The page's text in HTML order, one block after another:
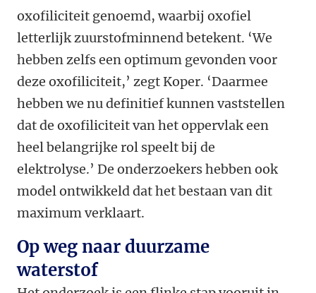
oxofiliciteit genoemd, waarbij oxofiel
letterlijk zuurstofminnend betekent. ‘We
hebben zelfs een optimum gevonden voor
deze oxofiliciteit,’ zegt Koper. ‘Daarmee
hebben we nu definitief kunnen vaststellen
dat de oxofiliciteit van het oppervlak een
heel belangrijke rol speelt bij de
elektrolyse.’ De onderzoekers hebben ook
model ontwikkeld dat het bestaan van dit
maximum verklaart.
Op weg naar duurzame
waterstof